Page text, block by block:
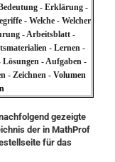
- Erklärung -
- Welche - Welcher
- Arbeitsblatt -
- Lernen -
- Aufgaben -
- Zeichnen - Volumen
gezeigte
der in MathProf
für das